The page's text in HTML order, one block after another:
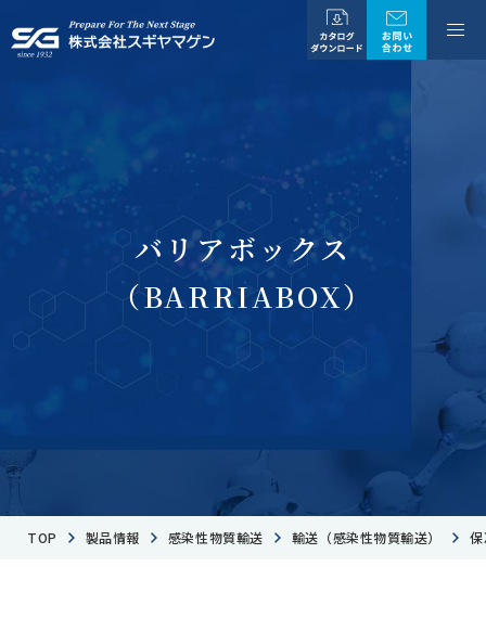
バリアボックス
（BARRIABOX）
TOP 製品情報 感染性物質輸送 輸送（感染性物質輸送）